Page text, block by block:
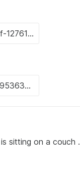
is sitting on a couch .